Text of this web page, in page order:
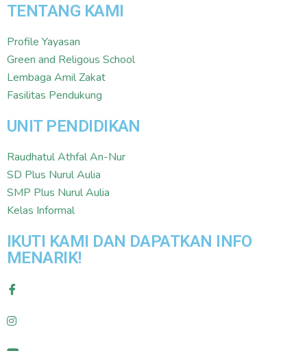
TENTANG KAMI
Profile Yayasan
Green and Religous School
Lembaga Amil Zakat
Fasilitas Pendukung
UNIT PENDIDIKAN
Raudhatul Athfal An-Nur
SD Plus Nurul Aulia
SMP Plus Nurul Aulia
Kelas Informal
IKUTI KAMI DAN DAPATKAN INFO
MENARIK!